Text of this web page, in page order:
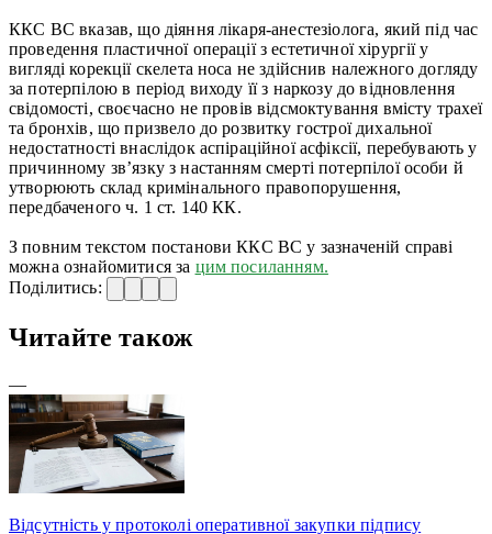
ККС ВС вказав, що діяння лікаря-анестезіолога, який під час
проведення пластичної операції з естетичної хірургії у
вигляді корекції скелета носа не здійснив належного догляду
за потерпілою в період виходу її з наркозу до відновлення
свідомості, своєчасно не провів відсмоктування вмісту трахеї
та бронхів, що призвело до розвитку гострої дихальної
недостатності внаслідок аспіраційної асфіксії, перебувають у
причинному зв’язку з настанням смерті потерпілої особи й
утворюють склад кримінального правопорушення,
передбаченого ч. 1 ст. 140 КК.
З повним текстом постанови ККС ВС у зазначеній справі
можна ознайомитися за цим посиланням.
Поділитись:
Читайте також
—
Відсутність у протоколі оперативної закупки підпису